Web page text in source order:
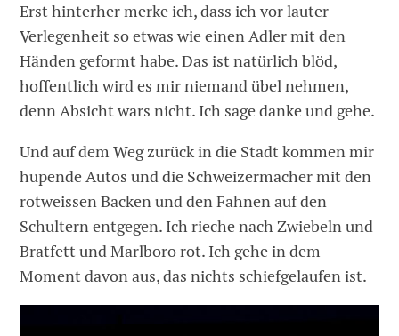
Erst hinterher merke ich, dass ich vor lauter
Verlegenheit so etwas wie einen Adler mit den
Händen geformt habe. Das ist natürlich blöd,
hoffentlich wird es mir niemand übel nehmen,
denn Absicht wars nicht. Ich sage danke und gehe.
Und auf dem Weg zurück in die Stadt kommen mir
hupende Autos und die Schweizermacher mit den
rotweissen Backen und den Fahnen auf den
Schultern entgegen. Ich rieche nach Zwiebeln und
Bratfett und Marlboro rot. Ich gehe in dem
Moment davon aus, das nichts schiefgelaufen ist.